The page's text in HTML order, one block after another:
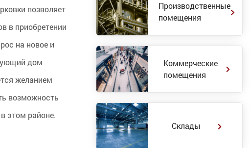
позволяет
в приобретении
на новое и
дом
желанием
возможность
этом районе.
Производственные
помещения
Коммерческие
помещения
Склады